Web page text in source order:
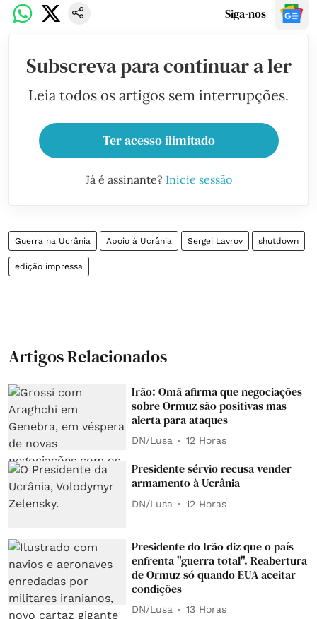
Siga-nos
Subscreva para continuar a ler
Leia todos os artigos sem interrupções.
Ter acesso ilimitado
Já é assinante? Inicie sessão
Guerra na Ucrânia Apoio à Ucrânia Sergei Lavrov shutdown
edição impressa
Artigos Relacionados
Irão: Omã afirma que negociações
sobre Ormuz são positivas mas
alerta para ataques
DN/Lusa 12 Horas
Presidente sérvio recusa vender
armamento à Ucrânia
DN/Lusa 12 Horas
Presidente do Irão diz que o país
enfrenta "guerra total". Reabertura
de Ormuz só quando EUA aceitar
condições
DN/Lusa 13 Horas